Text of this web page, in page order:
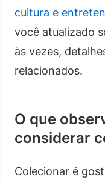
cultura e
você atualizado
às vezes,
relacionados.
O que
considerar
Colecionar é